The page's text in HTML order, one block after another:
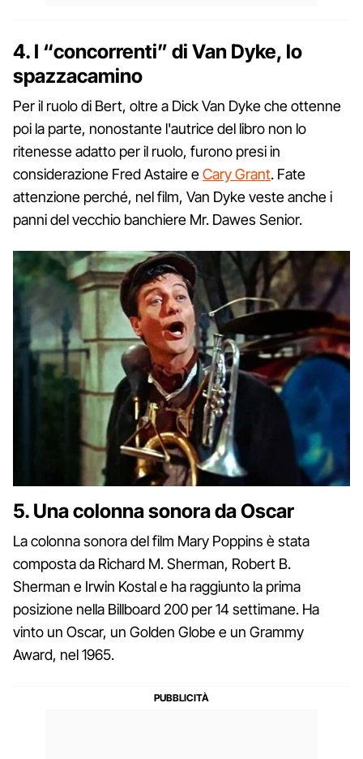
4. I “concorrenti” di Van Dyke, lo
spazzacamino
Per il ruolo di Bert, oltre a Dick Van Dyke che ottenne
poi la parte, nonostante l'autrice del libro non lo
ritenesse adatto per il ruolo, furono presi in
considerazione Fred Astaire eCary Grant. Fate
attenzione perché, nel film, Van Dyke veste anche i
panni del vecchio banchiere Mr. Dawes Senior.
5. Una colonna sonora da Oscar
La colonna sonora del film Mary Poppins è stata
composta da Richard M. Sherman, Robert B.
Sherman e Irwin Kostal e ha raggiunto la prima
posizione nella Billboard 200 per 14 settimane. Ha
vinto un Oscar, un Golden Globe e un Grammy
Award, nel 1965.